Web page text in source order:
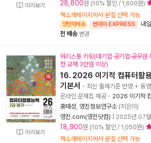
미리보기 28,800원 (10% 할인 / 1,600원)
책소개페이지에서 분철 선택 가능
양탄자배송 썬데이 EXPRESS 내
전 배송 변경
미리보기
워리스톤 키링(대기업·공기업·공무원
천 교재 3만원 이상)
16. 2026 이기적 컴퓨터활
기본서 - 최신 출제기준 반영 + 동
온라인 문제집 제공 - 2026 이기적
홍태성 영진정보연구소 (지은이)
영진.com(영진닷컴)
2025년 07월
18,900원 (10% 할인 / 1,050원)
책소개페이지에서 분철 선택 가능